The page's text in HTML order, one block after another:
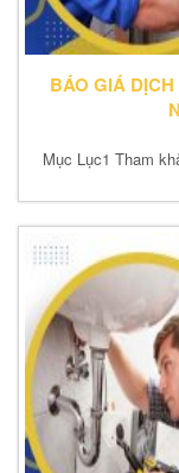
BÁO GIÁ
Mục Lục1 Tham